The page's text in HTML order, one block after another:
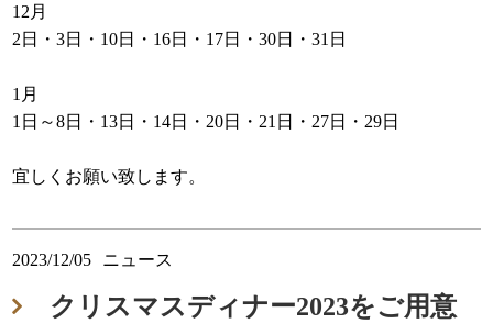
12月
2日・3日・10日・16日・17日・30日・31日
1月
1日～8日・13日・14日・20日・21日・27日・29日
宜しくお願い致します。
2023/12/05 ニュース
クリスマスディナー2023をご用意